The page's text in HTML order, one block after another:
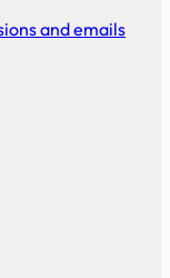
and emails